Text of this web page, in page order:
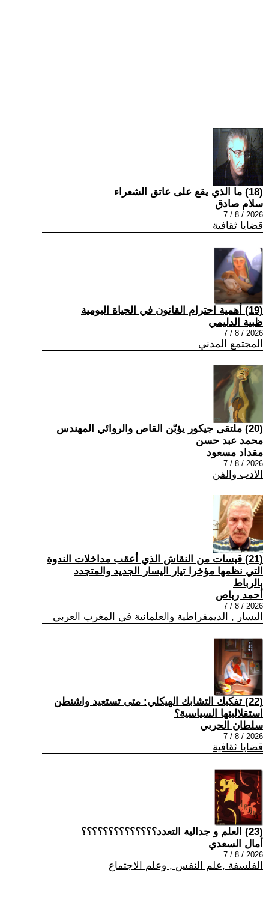
(18) ما الذي يقع على عاتق الشعراء
سلام صادق
2026 / 8 / 7
قضايا ثقافية
(19) أهمية احترام القانون في الحياة اليومية
ظبية الدليمي
2026 / 8 / 7
المجتمع المدني
(20) ملتقى جيكور يؤبّن القاص والروائي المهندس
محمد عبد حسن
مقداد مسعود
2026 / 8 / 7
الادب والفن
(21) قبسات من النقاش الذي أعقب مداخلات الندوة
التي نظمها مؤخرا تيار اليسار الجديد والمتجدد
بالرباط
أحمد رباص
2026 / 8 / 7
اليسار , الديمقراطية والعلمانية في المغرب العربي
(22) تفكيك التشابك الهيكلي: متى تستعيد واشنطن
استقلاليتها السياسية؟
سلطان الحربي
2026 / 8 / 7
قضايا ثقافية
(23) العلم و جدالية التعدد؟؟؟؟؟؟؟؟؟؟؟؟؟؟
أمال السعدي
2026 / 8 / 7
الفلسفة ,علم النفس , وعلم الاجتماع